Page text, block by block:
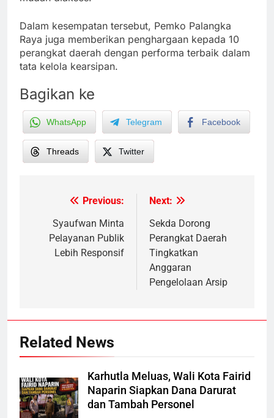
Dalam kesempatan tersebut, Pemko Palangka
Raya juga memberikan penghargaan kepada 10
perangkat daerah dengan performa terbaik dalam
tata kelola kearsipan.
Bagikan ke
WhatsApp Telegram Facebook
Threads Twitter
navigation
Previous:
Syaufwan Minta
Pelayanan Publik
Lebih Responsif
Next:
Sekda Dorong
Perangkat Daerah
Tingkatkan
Anggaran
Pengelolaan Arsip
Related News
Karhutla Meluas, Wali Kota Fairid
Naparin Siapkan Dana Darurat
dan Tambah Personel